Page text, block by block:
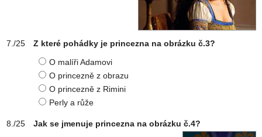
Z které pohádky je princezna na obrázku č.3?
O malíři Adamovi
O princezně z obrazu
O princezně z Rimini
Perly a růže
Jak se jmenuje princezna na obrázku č.4?